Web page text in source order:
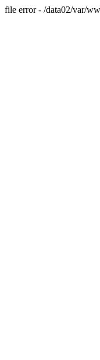
file error - /data02/var/